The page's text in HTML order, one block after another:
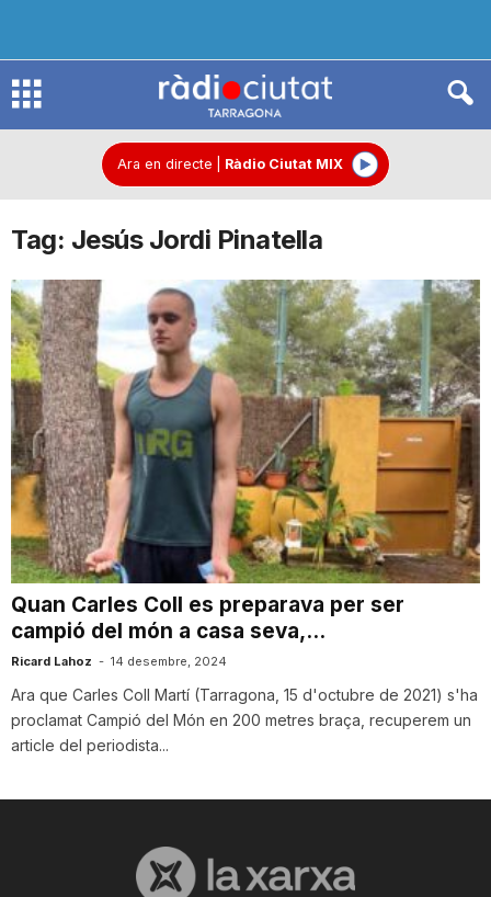
R
d
i
o
C
i
u
t
a
t
Ara en directe Ràdio Ciutat MIX
Tag: Jesús Jordi Pinatella
Quan Carles Coll es preparava per ser
campió del món a casa seva,...
Ricard Lahoz - 14 desembre, 2024
Ara que Carles Coll Martí (Tarragona, 15 d'octubre de 2021) s'ha
proclamat Campió del Món en 200 metres braça, recuperem un
article del periodista...